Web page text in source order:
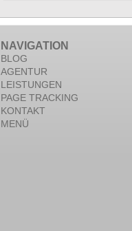
NAVIGATION
BLOG
AGENTUR
LEISTUNGEN
PAGE TRACKING
KONTAKT
MENÜ